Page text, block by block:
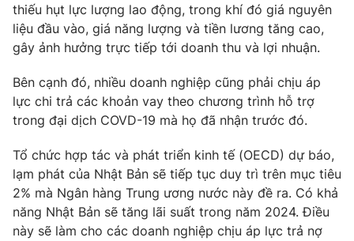
VTV Money VTV Thể thao
VTV Sức khoẻ Bất động sản
Thị trường 24h Tấm lòng Việt
VTV4 Vươn mình bằng AI
VTV9 VTV8
thiếu hụt lực lượng lao động, trong khí đó giá nguyên
liệu đầu vào, giá năng lượng và tiền lương tăng cao,
gây ảnh hưởng trực tiếp tới doanh thu và lợi nhuận.
Bên cạnh đó, nhiều doanh nghiệp cũng phải chịu áp
lực chi trả các khoản vay theo chương trình hỗ trợ
trong đại dịch COVD-19 mà họ đã nhận trước đó.
Tổ chức hợp tác và phát triển kinh tế (OECD) dự báo,
lạm phát của Nhật Bản sẽ tiếp tục duy trì trên mục tiêu
2% mà Ngân hàng Trung ương nước này đề ra. Có khả
năng Nhật Bản sẽ tăng lãi suất trong năm 2024. Điều
này sẽ làm cho các doanh nghiệp chịu áp lực trả nợ